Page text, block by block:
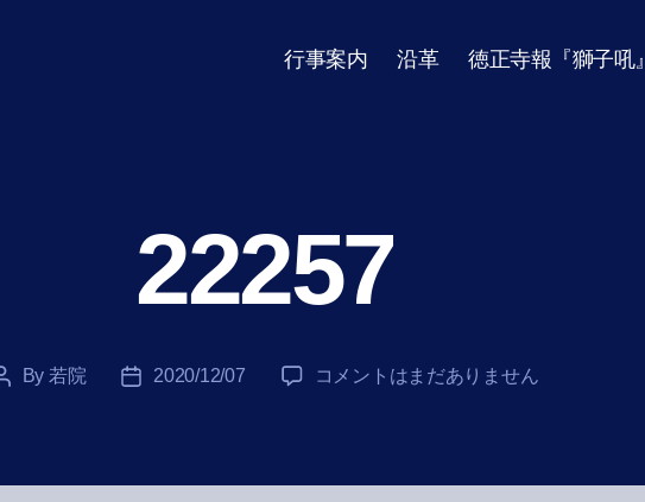
行事案内 沿革 徳正寺報『獅子吼』
22257
PostBy 若院
Post2020/12/07
22257
コメントはまだありません